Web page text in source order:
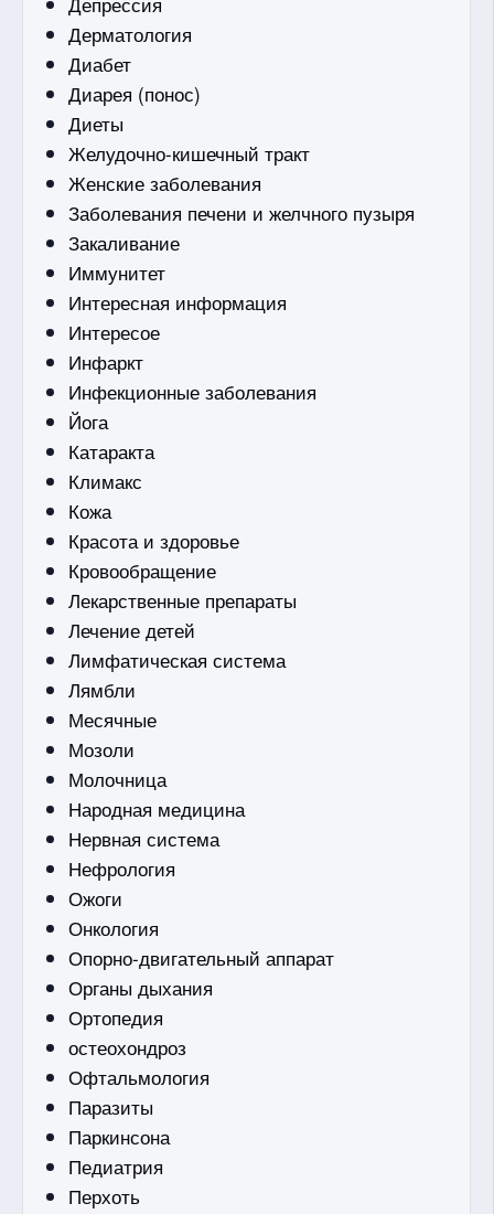
Дерматология
Диабет
Диарея (понос)
Диеты
Желудочно-кишечный тракт
Женские заболевания
Заболевания печени и желчного пузыря
Закаливание
Иммунитет
Интересная информация
Интересое
Инфаркт
Инфекционные заболевания
Йога
Катаракта
Климакс
Кожа
Красота и здоровье
Кровообращение
Лекарственные препараты
Лечение детей
Лимфатическая система
Лямбли
Месячные
Мозоли
Молочница
Народная медицина
Нервная система
Нефрология
Ожоги
Онкология
Опорно-двигательный аппарат
Органы дыхания
Ортопедия
остеохондроз
Офтальмология
Паразиты
Паркинсона
Педиатрия
Перхоть